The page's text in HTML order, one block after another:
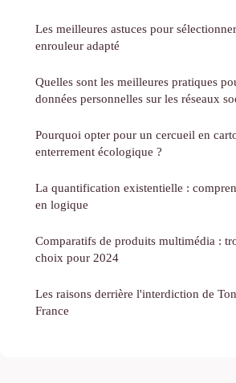
Les meilleures astuces pour
enrouleur adapté
Quelles sont les meilleures pratiques
données personnelles sur les réseaux
Pourquoi opter pour un cercueil en
enterrement écologique ?
La quantification existentielle :
en logique
Comparatifs de produits multimédia :
choix pour 2024
Les raisons derrière l'interdiction de
France